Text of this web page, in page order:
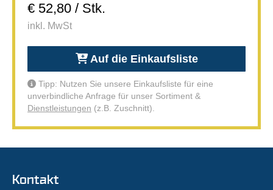
€ 52,80 / Stk.
inkl. MwSt
Auf die Einkaufsliste
Tipp: Nutzen Sie unsere Einkaufsliste für eine
unverbindliche Anfrage für unser Sortiment &
Dienstleistungen (z.B. Zuschnitt).
Kontakt